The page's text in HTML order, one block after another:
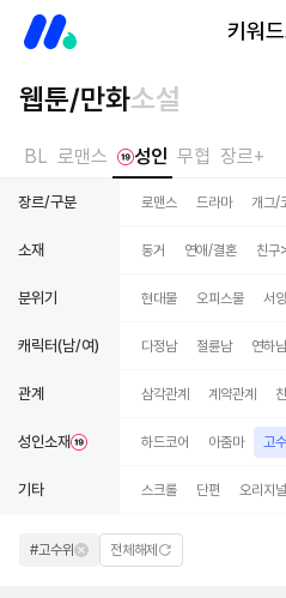
키워
웹툰/만화소설
BL 로맨스 성인 무협 장르+
장르/구분 로맨스 드라마 개그/
소재 동거 연애/결혼 친구
분위기 현대물 오피스물 서
캐릭터(남/여) 다정남 절륜남 연하남
관계 삼각관계 계약관계
성인소재 하드코어 아줌마 고
기타 스크롤 단편 오리지널
#고수위 전체해제